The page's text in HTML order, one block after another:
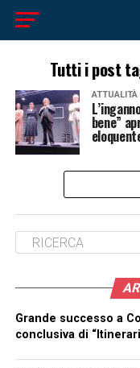
Tutti i post
ATTUALITÀ
bene”
Grande successo a
conclusiva di